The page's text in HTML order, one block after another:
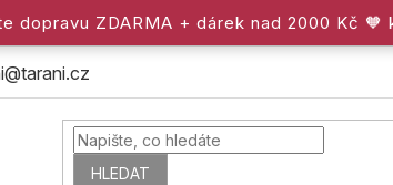
dopravu ZDARMA + dárek nad 2000 Kč
HLEDAT